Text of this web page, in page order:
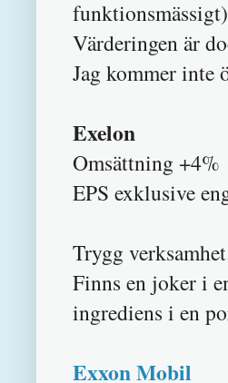
Värderingen är
Jag kommer inte
Exelon
Omsättning +4%
EPS exklusive
Trygg
Finns en joker i
ingrediens i en
Exxon Mobil